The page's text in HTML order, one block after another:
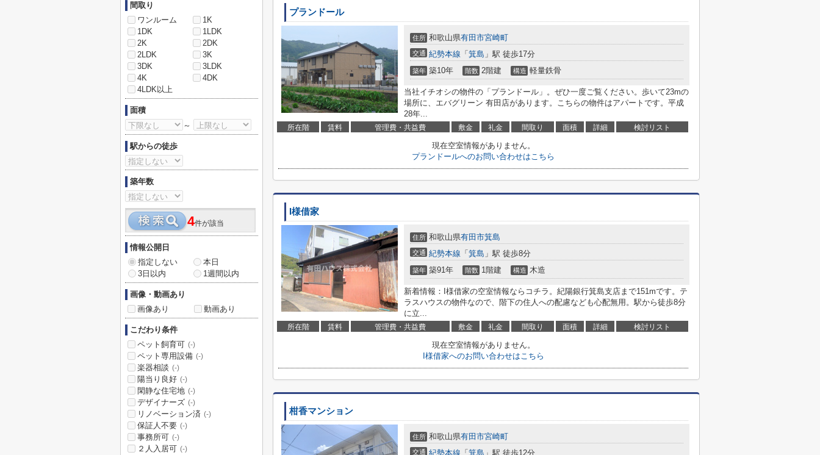
プランドール
住所 和歌山県有田市宮崎町
交通 紀勢本線 「 箕島 」駅 徒歩17分
築年 築10年 階数 2階建 構造 軽量鉄骨
当社イチオシの物件の「プランドール」。ぜひ一度ご覧ください。歩いて23mの
場所に、エバグリーン 有田店があります。こちらの物件はアパートです。平成
28年...
所在階 賃料 管理費・共益費 敷金 礼金 間取り 面積 詳細 検討リスト
現在空室情報がありません。
プランドールへのお問い合わせはこちら
I様借家
住所 和歌山県有田市箕島
交通 紀勢本線 「 箕島 」駅 徒歩8分
築年 築91年 階数 1階建 構造 木造
新着情報：I様借家の空室情報ならコチラ。紀陽銀行箕島支店まで151mです。テ
ラスハウスの物件なので、階下の住人への配慮なども心配無用。駅から徒歩8分
に立...
所在階 賃料 管理費・共益費 敷金 礼金 間取り 面積 詳細 検討リスト
現在空室情報がありません。
I様借家へのお問い合わせはこちら
柑香マンション
住所 和歌山県有田市宮崎町
交通 紀勢本線 「 箕島 」駅 徒歩12分
間取り
ワンルーム
1K
1DK
1LDK
2K
2DK
2LDK
3K
3DK
3LDK
4K
4DK
4LDK以上
面積
～
駅からの徒歩
築年数
4件が該当
情報公開日
指定しない
本日
3日以内
1週間以内
画像・動画あり
画像あり
動画あり
こだわり条件
ペット飼育可 (-)
ペット専用設備 (-)
楽器相談 (-)
陽当り良好 (-)
閑静な住宅地 (-)
デザイナーズ (-)
リノベーション済 (-)
保証人不要 (-)
事務所可 (-)
２人入居可 (-)